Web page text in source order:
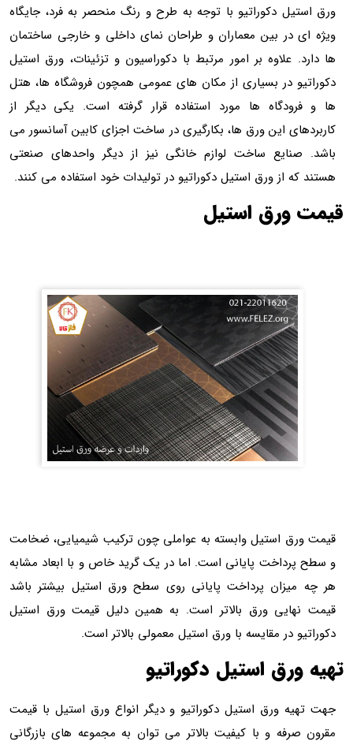
ورق استیل دکوراتیو با توجه به طرح و رنگ منحصر به فرد، جایگاه
ویژه ای در بین معماران و طراحان نمای داخلی و خارجی ساختمان
ها دارد. علاوه بر امور مرتبط با دکوراسیون و تزئینات، ورق استیل
دکوراتیو در بسیاری از مکان های عمومی همچون فروشگاه ها، هتل
ها و فرودگاه ها مورد استفاده قرار گرفته است. یکی دیگر از
کاربردهای این ورق ها، بکارگیری در ساخت اجزای کابین آسانسور می
باشد. صنایع ساخت لوازم خانگی نیز از دیگر واحدهای صنعتی
هستند که از ورق استیل دکوراتیو در تولیدات خود استفاده می کنند.
قیمت ورق استیل
قیمت ورق استیل وابسته به عواملی چون ترکیب شیمیایی، ضخامت
و سطح پرداخت پایانی است. اما در یک گرید خاص و با ابعاد مشابه
هر چه میزان پرداخت پایانی روی سطح ورق استیل بیشتر باشد
قیمت نهایی ورق بالاتر است. به همین دلیل قیمت ورق استیل
دکوراتیو در مقایسه با ورق استیل معمولی بالاتر است.
تهیه ورق استیل دکوراتیو
جهت تهیه ورق استیل دکوراتیو و دیگر انواع ورق استیل با قیمت
مقرون صرفه و با کیفیت بالاتر می توان به مجموعه های بازرگانی